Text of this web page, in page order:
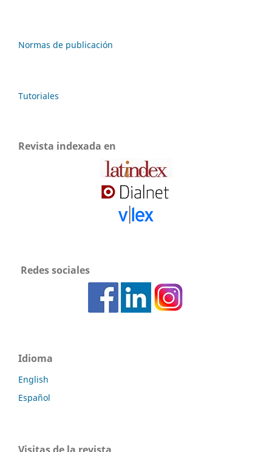
Normas de publicación
Tutoriales
Revista indexada en
Redes sociales
Idioma
English
Español